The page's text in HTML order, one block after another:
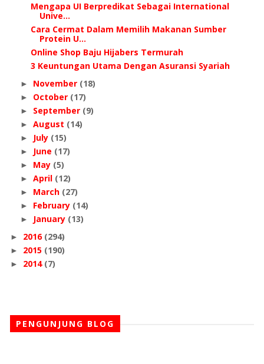
Mengapa UI Berpredikat Sebagai International
Unive...
Cara Cermat Dalam Memilih Makanan Sumber
Protein U...
Online Shop Baju Hijabers Termurah
3 Keuntungan Utama Dengan Asuransi Syariah
► November (18)
► October (17)
► September (9)
► August (14)
► July (15)
► June (17)
► May (5)
► April (12)
► March (27)
► February (14)
► January (13)
► 2016 (294)
► 2015 (190)
► 2014 (7)
PENGUNJUNG BLOG